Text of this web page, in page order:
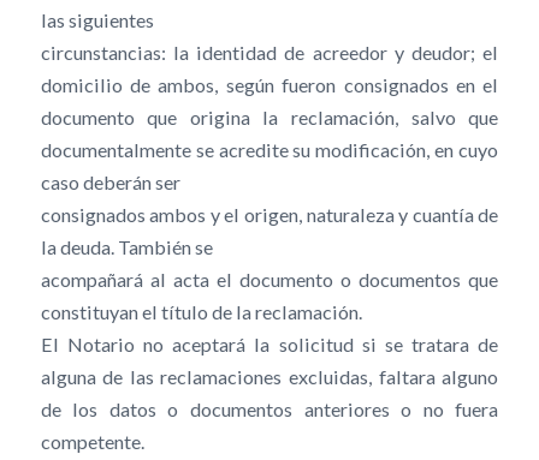
las siguientes
circunstancias: la identidad de acreedor y deudor; el
domicilio de ambos, según fueron consignados en el
documento que origina la reclamación, salvo que
documentalmente se acredite su modificación, en cuyo
caso deberán ser
consignados ambos y el origen, naturaleza y cuantía de
la deuda. También se
acompañará al acta el documento o documentos que
constituyan el título de la reclamación.
El Notario no aceptará la solicitud si se tratara de
alguna de las reclamaciones excluidas, faltara alguno
de los datos o documentos anteriores o no fuera
competente.